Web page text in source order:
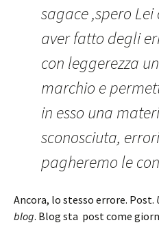
sagace ,spero
aver fatto degli
con leggerezza
marchio e
in esso una
sconosciuta,
pagheremo le
Ancora, lo stesso errore. Post.
blog. Blog sta post come